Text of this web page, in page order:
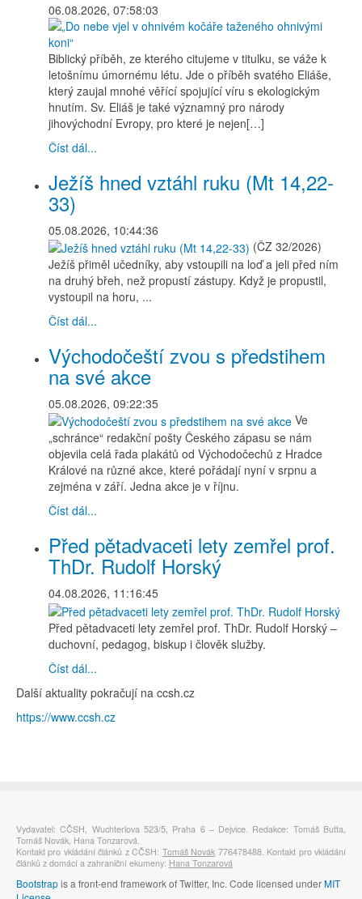
06.08.2026, 07:58:03
Biblický příběh, ze kterého citujeme v titulku, se váže k
letošnímu úmornému létu. Jde o příběh svatého Eliáše,
který zaujal mnohé věřící spojující víru s ekologickým
hnutím. Sv. Eliáš je také významný pro národy
jihovýchodní Evropy, pro které je nejen[…]
Číst dál...
Ježíš hned vztáhl ruku (Mt 14,22-
33)
05.08.2026, 10:44:36
(ČZ 32/2026)
Ježíš přiměl učedníky, aby vstoupili na loď a jeli před ním
na druhý břeh, než propustí zástupy. Když je propustil,
vystoupil na horu, ...
Číst dál...
Východočeští zvou s předstihem
na své akce
05.08.2026, 09:22:35
Ve
„schránce“ redakční pošty Českého zápasu se nám
objevila celá řada plakátů od Východočechů z Hradce
Králové na různé akce, které pořádají nyní v srpnu a
zejména v září. Jedna akce je v říjnu.
Číst dál...
Před pětadvaceti lety zemřel prof.
ThDr. Rudolf Horský
04.08.2026, 11:16:45
Před pětadvaceti lety zemřel prof. ThDr. Rudolf Horský –
duchovní, pedagog, biskup i člověk služby.
Číst dál...
Další aktuality pokračují na ccsh.cz
https://www.ccsh.cz
Vydavatel: CČSH, Wuchterlova 523/5, Praha 6 – Dejvice. Redakce: Tomáš Butta,
Tomáš Novák, Hana Tonzarová.
Kontakt pro vkládání článků z CČSH: Tomáš Novák 776478488. Kontakt pro vkládání
článků z domácí a zahraniční ekumeny: Hana Tonzarová
Bootstrapis a front-end framework of Twitter, Inc. Code licensed underMIT